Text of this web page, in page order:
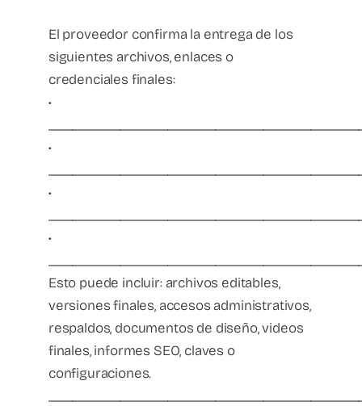
El proveedor confirma la entrega de los
siguientes archivos, enlaces o
credenciales finales:
•
•
•
•
Esto puede incluir: archivos editables,
versiones finales, accesos administrativos,
respaldos, documentos de diseño, videos
finales, informes SEO, claves o
configuraciones.